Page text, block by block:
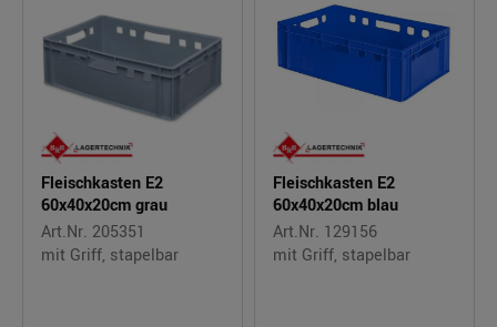
Fleischkasten E2
60x40x20cm grau
Art.Nr. 205351
mit Griff, stapelbar
Fleischkasten E2
60x40x20cm blau
Art.Nr. 129156
mit Griff, stapelbar